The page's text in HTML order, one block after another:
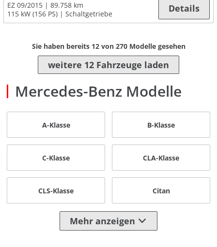
EZ 09/2015
89.758 km
115 kW (156 PS)
Schaltgetriebe Details
Sie haben bereits 12von 270Modelle gesehen
weitere 12 Fahrzeuge laden
Mercedes-Benz Modelle
A-Klasse B-Klasse
C-Klasse CLA-Klasse
CLS-Klasse Citan
Mehr anzeigen